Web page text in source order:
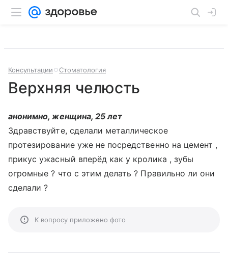
Консультации Стоматология
Верхняя челюсть
анонимно, женщина, 25 лет
Здравствуйте, сделали металлическое
протезирование уже не посредственно на цемент ,
прикус ужасный вперёд как у кролика , зубы
огромные ? что с этим делать ? Правильно ли они
сделали ?
К вопросу приложено фото